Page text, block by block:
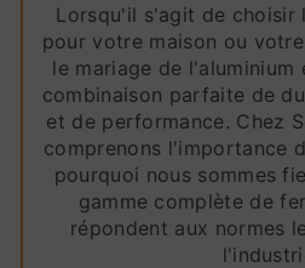
Lorsqu'il s'agit de choisir
pour votre maison ou
le mariage de l'aluminium
combinaison parfaite de
et de performance. Chez
comprenons l'importance
pourquoi nous sommes
gamme complète de
répondent aux normes